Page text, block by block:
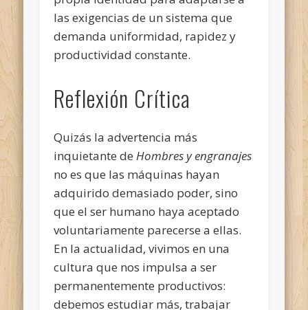
las exigencias de un sistema que
demanda uniformidad, rapidez y
productividad constante.
Reflexión Crítica
Quizás la advertencia más
inquietante deHombres y engranajes
no es que las máquinas hayan
adquirido demasiado poder, sino
que el ser humano haya aceptado
voluntariamente parecerse a ellas.
En la actualidad, vivimos en una
cultura que nos impulsa a ser
permanentemente productivos:
debemos estudiar más, trabajar